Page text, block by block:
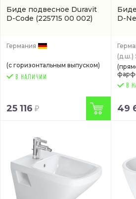
Биде подвесное Duravit
D-Code (225715 00 002)
Германия
(с горизонтальным выпуском)
25 116
D-
(д.ш.)
В
49